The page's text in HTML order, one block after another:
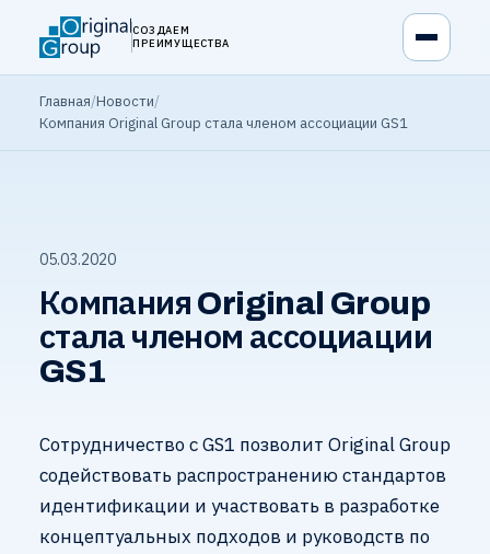
СОЗДАЕМ
ПРЕИМУЩЕСТВА
Главная/Новости/
Компания Original Group стала членом ассоциации GS1
05.03.2020
Компания Original Group
стала членом ассоциации
GS1
Сотрудничество с GS1 позволит Original Group
содействовать распространению стандартов
идентификации и участвовать в разработке
концептуальных подходов и руководств по